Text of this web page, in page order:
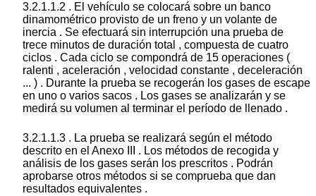
3.2.1.1.2 . El vehículo se colocará sobre un banco
dinamométrico provisto de un freno y un volante de
inercia . Se efectuará sin interrupción una prueba de
trece minutos de duración total , compuesta de cuatro
ciclos . Cada ciclo se compondrá de 15 operaciones (
ralenti , aceleración , velocidad constante , deceleración
... ) . Durante la prueba se recogerán los gases de escape
en uno o varios sacos . Los gases se analizarán y se
medirá su volumen al terminar el período de llenado .
3.2.1.1.3 . La prueba se realizará según el método
descrito en el Anexo III . Los métodos de recogida y
análisis de los gases serán los prescritos . Podrán
aprobarse otros métodos si se comprueba que dan
resultados equivalentes .